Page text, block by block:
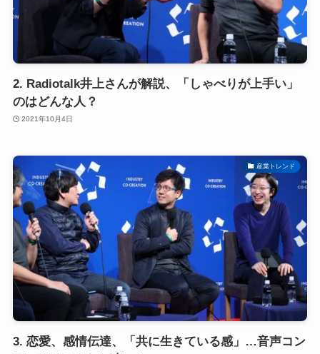
2. Radiotalk井上さんが解説、「しゃべりが上手い」
のはどんな人？
2021年10月4日
産業トレンド
3. 恋愛、感情伝達、「共に生きている感」…音声コン